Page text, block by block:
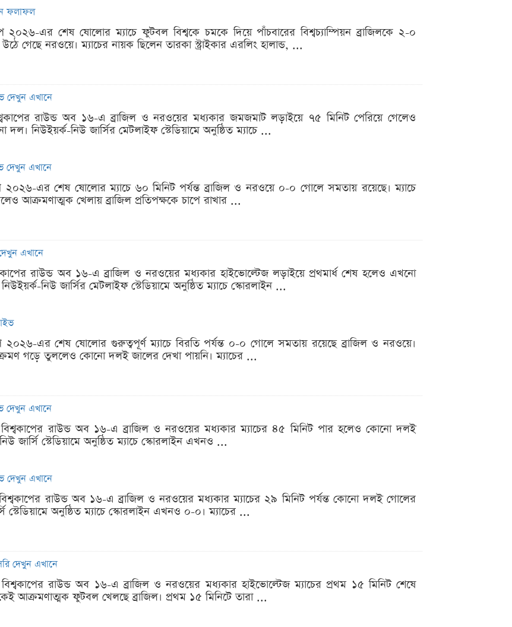
ফলাফল
২০২৬-এর শেষ ষোলোর ম্যাচে ফুটবল বিশ্বকে চমকে দিয়ে পাঁচবারের বিশ্বচ্যাম্পিয়ন ব্রাজিলকে ২-০
গেছে নরওয়ে। ম্যাচের নায়ক ছিলেন তারকা স্ট্রাইকার এরলিং হালান্ড, ...
দেখুন এখানে
রাউন্ড অব ১৬-এ ব্রাজিল ও নরওয়ের মধ্যকার জমজমাট লড়াইয়ে ৭৫ মিনিট পেরিয়ে গেলেও
নিউইয়র্ক-নিউ জার্সির মেটলাইফ স্টেডিয়ামে অনুষ্ঠিত ম্যাচে ...
দেখুন এখানে
২০২৬-এর শেষ ষোলোর ম্যাচে ৬০ মিনিট পর্যন্ত ব্রাজিল ও নরওয়ে ০-০ গোলে সমতায় রয়েছে। ম্যাচে
আক্রমণাত্মক খেলায় ব্রাজিল প্রতিপক্ষকে চাপে রাখার ...
এখানে
রাউন্ড অব ১৬-এ ব্রাজিল ও নরওয়ের মধ্যকার হাইভোল্টেজ লড়াইয়ে প্রথমার্ধ শেষ হলেও এখনো
নিউ জার্সির মেটলাইফ স্টেডিয়ামে অনুষ্ঠিত ম্যাচে স্কোরলাইন ...
২০২৬-এর শেষ ষোলোর গুরুত্বপূর্ণ ম্যাচে বিরতি পর্যন্ত ০-০ গোলে সমতায় রয়েছে ব্রাজিল ও নরওয়ে।
গড়ে তুললেও কোনো দলই জালের দেখা পায়নি। ম্যাচের ...
দেখুন এখানে
রাউন্ড অব ১৬-এ ব্রাজিল ও নরওয়ের মধ্যকার ম্যাচের ৪৫ মিনিট পার হলেও কোনো দলই
জার্সি স্টেডিয়ামে অনুষ্ঠিত ম্যাচে স্কোরলাইন এখনও ...
দেখুন এখানে
রাউন্ড অব ১৬-এ ব্রাজিল ও নরওয়ের মধ্যকার ম্যাচের ২৯ মিনিট পর্যন্ত কোনো দলই গোলের
স্টেডিয়ামে অনুষ্ঠিত ম্যাচে স্কোরলাইন এখনও ০-০। ম্যাচের ...
দেখুন এখানে
রাউন্ড অব ১৬-এ ব্রাজিল ও নরওয়ের মধ্যকার হাইভোল্টেজ ম্যাচের প্রথম ১৫ মিনিট শেষে
আক্রমণাত্মক ফুটবল খেলছে ব্রাজিল। প্রথম ১৫ মিনিটে তারা ...